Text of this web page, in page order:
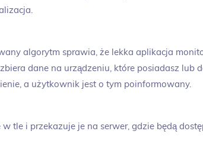
algorytm sprawia, że lekka aplikacja
dane na urządzeniu, które posiadasz lub
a użytkownik jest o tym poinformowany.
tle i przekazuje je na serwer, gdzie będą